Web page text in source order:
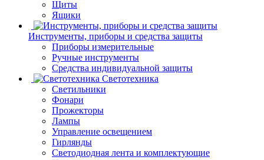
Щиты
Ящики
Инструменты, приборы и средства защиты
Приборы измерительные
Ручные инструменты
Средства индивидуальной защиты
Светотехника
Светильники
Фонари
Прожекторы
Лампы
Управление освещением
Гирлянды
Светодиодная лента и комплектующие